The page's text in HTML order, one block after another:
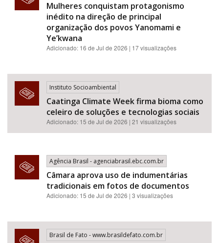
Mulheres conquistam protagonismo
inédito na direção de principal
organização dos povos Yanomami e
Ye’kwana
Adicionado: 16 de Jul de 2026 | 17 visualizações
Instituto Socioambiental
Caatinga Climate Week firma bioma como
celeiro de soluções e tecnologias sociais
Adicionado: 15 de Jul de 2026 | 21 visualizações
Agência Brasil - agenciabrasil.ebc.com.br
Câmara aprova uso de indumentárias
tradicionais em fotos de documentos
Adicionado: 15 de Jul de 2026 | 3 visualizações
Brasil de Fato - www.brasildefato.com.br